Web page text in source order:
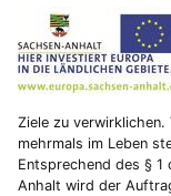
Ziele zu
mehrmals im Leben
Entsprechend des § 1
Anhalt wird der